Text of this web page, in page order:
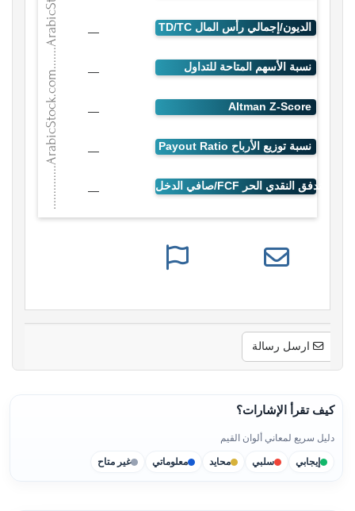
—
—
—
—
—
ارسل رسالة
كيف تقرأ الإشارات؟
دليل سريع لمعاني ألوان القيم
إيجابي سلبي محايد معلوماتي غير متاح